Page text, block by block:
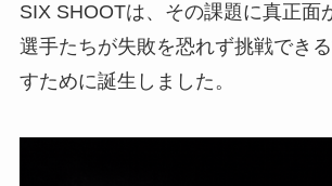
SIX SHOOTは、その課題に真正面
選手たちが失敗を恐れず挑戦でき
すために誕生しました。